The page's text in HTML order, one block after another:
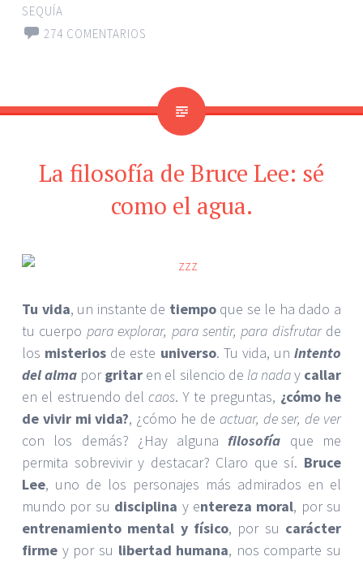
SEQUÍA
274 COMENTARIOS
La filosofía de Bruce Lee: sé
como el agua.
Tu vida, un instante de tiempoque se le ha dado a
tu cuerpo para explorar, para sentir, para disfrutarde
los misterios de este universo. Tu vida, un intento
del alma porgritar en el silencio de la naday callar
en el estruendo delcaos. Y te preguntas, ¿cómo he
de vivir mi vida?, ¿cómo he de actuar, de ser, de ver
con los demás? ¿Hay algunafilosofía que me
permita sobrevivir y destacar? Claro que sí. Bruce
Lee, uno de los personajes más admirados en el
mundo por su disciplina y entereza moral, por su
entrenamiento mental y físico, por su carácter
firme y por su libertad humana, nos comparte su